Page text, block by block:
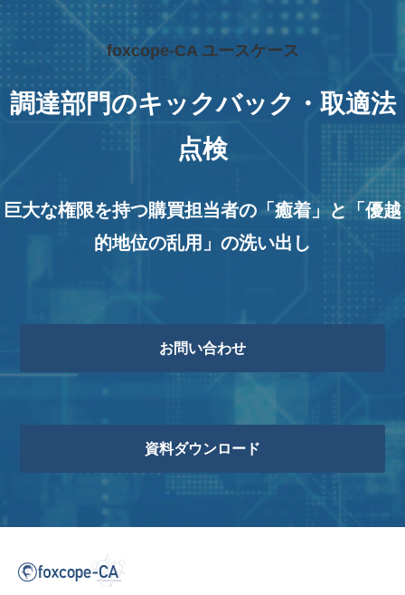
foxcope-CA ユースケース
調達部門のキックバック・取適法
点検
巨大な権限を持つ購買担当者の「癒着」と「優越
的地位の乱用」の洗い出し
お問い合わせ
資料ダウンロード